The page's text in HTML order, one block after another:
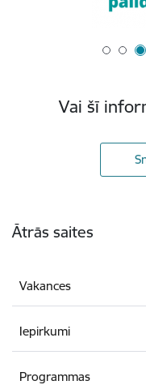
Vai šī
Ātrās saites
Vakances
Iepirkumi
Programmas